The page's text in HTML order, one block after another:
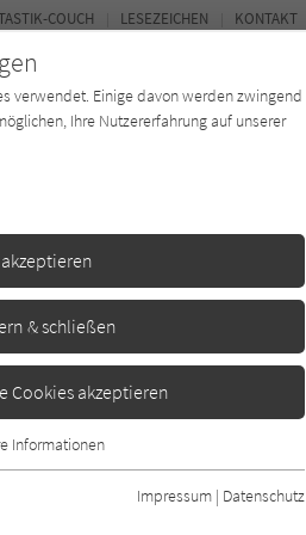
Autor*in Magazin
COUCH LESEZEICHEN KONTAKT
verwendet. Einige davon werden zwingend
Ihre Nutzererfahrung auf unserer
& schließen
Cookies akzeptieren
Funktionen der Webseite
dass die Webseite einwandfrei
Informationen
Impressum | Datenschutz